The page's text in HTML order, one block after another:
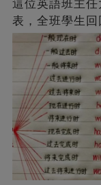
這位英語班主
表，全班學生回